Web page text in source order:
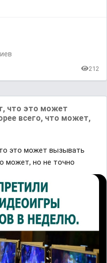
212
что это может
всего, что может,
это может вызывать
может, но не точно